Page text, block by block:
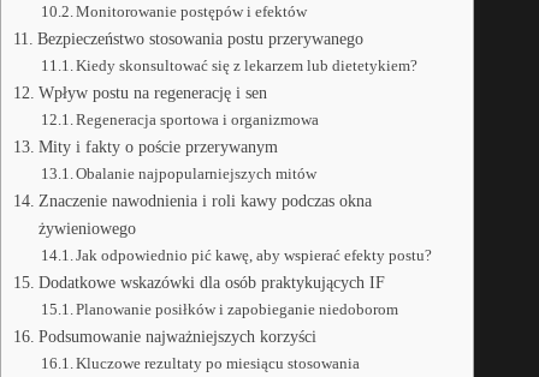
Monitorowanie postępów i efektów
Bezpieczeństwo stosowania postu przerywanego
Kiedy skonsultować się z lekarzem lub dietetykiem?
Wpływ postu na regenerację i sen
Regeneracja sportowa i organizmowa
Mity i fakty o poście przerywanym
Obalanie najpopularniejszych mitów
Znaczenie nawodnienia i roli kawy podczas okna
żywieniowego
Jak odpowiednio pić kawę, aby wspierać efekty postu?
Dodatkowe wskazówki dla osób praktykujących IF
Planowanie posiłków i zapobieganie niedoborom
Podsumowanie najważniejszych korzyści
Kluczowe rezultaty po miesiącu stosowania